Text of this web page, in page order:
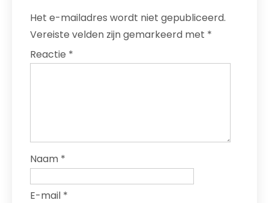
Het e-mailadres wordt niet gepubliceerd.
Vereiste velden zijn gemarkeerd met *
Reactie *
Naam *
E-mail *